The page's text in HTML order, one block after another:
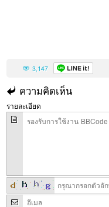
3,147
ความคิดเห็น
รายละเอียด